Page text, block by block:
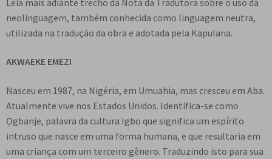
neolinguagem, também conhecida como linguagem neutra,
utilizada na tradução da obra e adotada pela Kapulana.
AKWAEKE EMEZI
Nasceu em 1987, na Nigéria, em Umuahia, mas cresceu em Aba.
Atualmente vive nos Estados Unidos. Identifica-se como
Ọgbanje, palavra da cultura Igbo que significa um espírito
intruso que nasce em uma forma humana, e que resultaria em
uma criança com um terceiro gênero. Traduzindo isto para sua